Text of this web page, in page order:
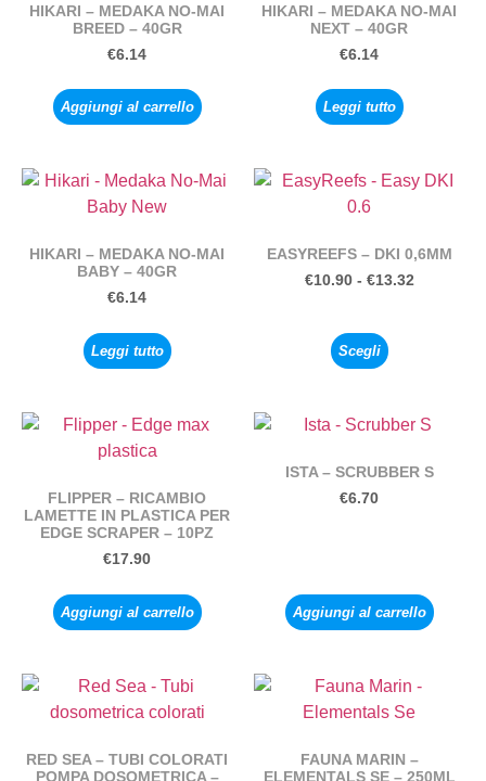
HIKARI – MEDAKA NO-MAI
BREED – 40GR
€6.14
Aggiungi al carrello
HIKARI – MEDAKA NO-MAI
NEXT – 40GR
€6.14
Leggi tutto
HIKARI – MEDAKA NO-MAI
BABY – 40GR
€6.14
Leggi tutto
EASYREEFS – DKI 0,6MM
€10.90 - €13.32
Scegli
FLIPPER – RICAMBIO
LAMETTE IN PLASTICA PER
EDGE SCRAPER – 10PZ
€17.90
Aggiungi al carrello
ISTA – SCRUBBER S
€6.70
Aggiungi al carrello
RED SEA – TUBI COLORATI
POMPA DOSOMETRICA –
FAUNA MARIN –
ELEMENTALS SE – 250ML